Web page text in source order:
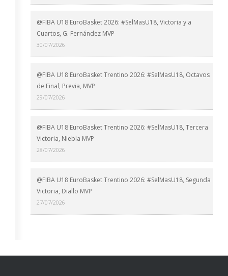
@FIBA U18 EuroBasket 2026: #SelMasU18, Victoria y a
Cuartos, G. Fernández MVP
30/07/2026
@FIBA U18 EuroBasket Trentino 2026: #SelMasU18, Octavos
de Final, Previa, MVP
29/07/2026
@FIBA U18 EuroBasket Trentino 2026: #SelMasU18, Tercera
Victoria, Niebla MVP
28/07/2026
@FIBA U18 EuroBasket Trentino 2026: #SelMasU18, Segunda
Victoria, Diallo MVP
27/07/2026